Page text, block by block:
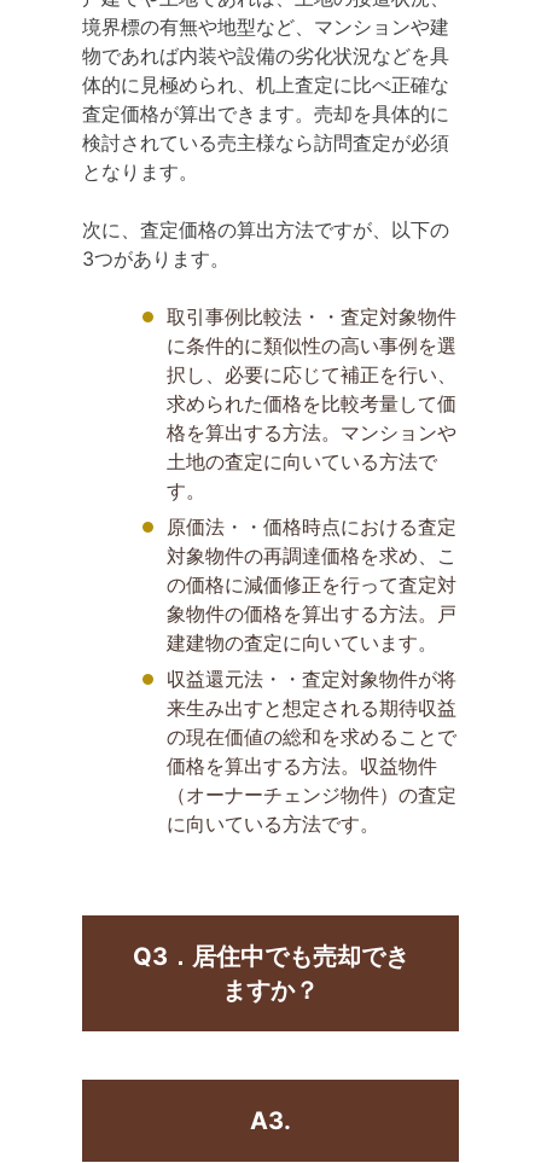
境界標の有無や地型など、マンションや建
物であれば内装や設備の劣化状況などを具
体的に見極められ、机上査定に比べ正確な
査定価格が算出できます。売却を具体的に
検討されている売主様なら訪問査定が必須
となります。
次に、査定価格の算出方法ですが、以下の
3つがあります。
取引事例比較法・・査定対象物件
に条件的に類似性の高い事例を選
択し、必要に応じて補正を行い、
求められた価格を比較考量して価
格を算出する方法。マンションや
土地の査定に向いている方法で
す。
原価法・・価格時点における査定
対象物件の再調達価格を求め、こ
の価格に減価修正を行って査定対
象物件の価格を算出する方法。戸
建建物の査定に向いています。
収益還元法・・査定対象物件が将
来生み出すと想定される期待収益
の現在価値の総和を求めることで
価格を算出する方法。収益物件
（オーナーチェンジ物件）の査定
に向いている方法です。
Q3．居住中でも売却でき
ますか？
A3.